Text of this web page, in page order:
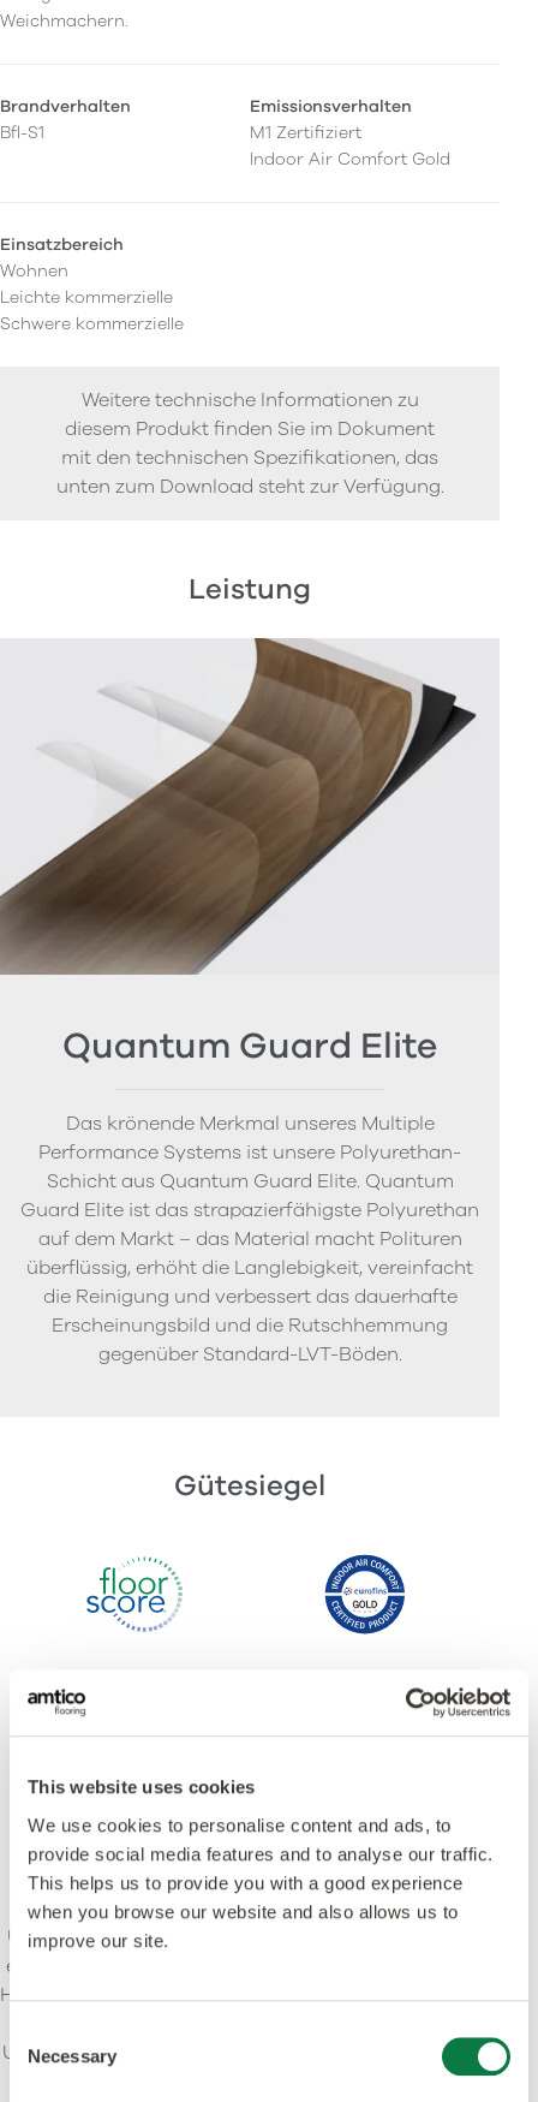
This website uses cookies
We use cookies to personalise content and ads, to
provide social media features and to analyse our traffic.
This helps us to provide you with a good experience
when you browse our website and also allows us to
improve our site.
Selection
Necessary
Weichmachern.
Brandverhalten
Bfl-S1
Emissionsverhalten
M1 Zertifiziert
Indoor Air Comfort Gold
Einsatzbereich
Wohnen
Leichte kommerzielle
Schwere kommerzielle
Weitere technische Informationen zu
diesem Produkt finden Sie im Dokument
mit den technischen Spezifikationen, das
unten zum Download steht zur Verfügung.
Leistung
Quantum Guard Elite
Das krönende Merkmal unseres Multiple
Performance Systems ist unsere Polyurethan-
Schicht aus Quantum Guard Elite. Quantum
Guard Elite ist das strapazierfähigste Polyurethan
auf dem Markt – das Material macht Polituren
überflüssig, erhöht die Langlebigkeit, vereinfacht
die Reinigung und verbessert das dauerhafte
Erscheinungsbild und die Rutschhemmung
gegenüber Standard-LVT-Böden.
Gütesiegel
Unser Anspruch ist es, Kreativität und Innovation mit
einem Höchstmaß an Qualität zu verbinden - Design,
Herstellung, Produkt und Service. Wir bekennen uns zu
Umweltbewusstsein in der Branche zu stärken. Unsere
Produkte und Prozesse erfüllen oder übertreffen